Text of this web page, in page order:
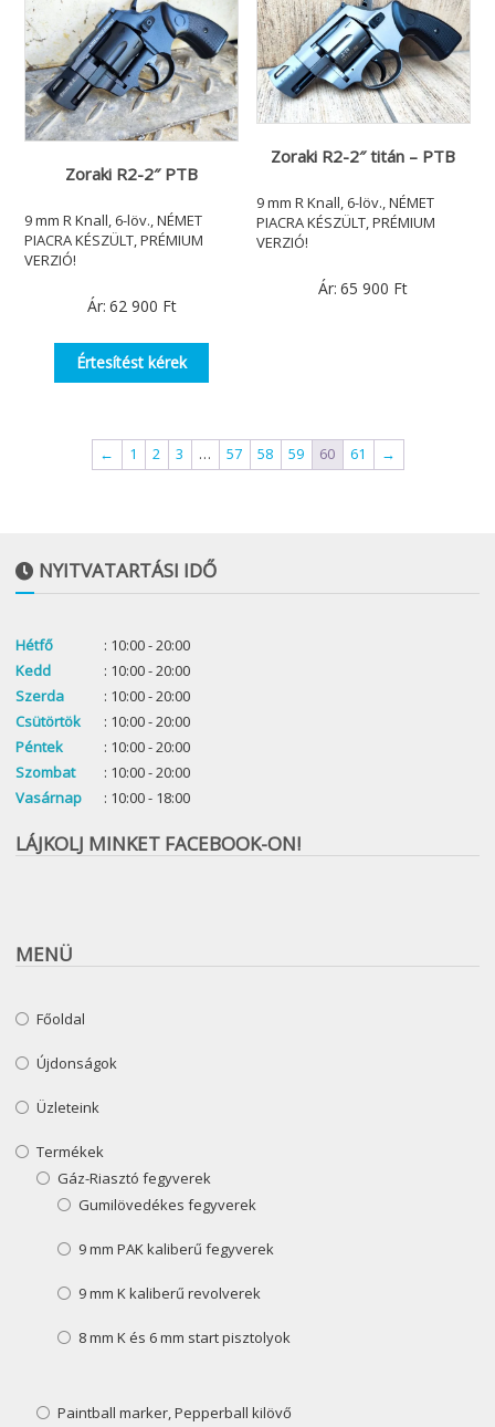
Zoraki R2-2″ PTB
9 mm R Knall, 6-löv., NÉMET
PIACRA KÉSZÜLT, PRÉMIUM
VERZIÓ!
Ár: 62 900 Ft
Értesítést kérek
Zoraki R2-2″ titán – PTB
9 mm R Knall, 6-löv., NÉMET
PIACRA KÉSZÜLT, PRÉMIUM
VERZIÓ!
Ár: 65 900 Ft
← 1 2 3 … 57 58 59 60 61 →
NYITVATARTÁSI IDŐ
Hétfő
: 10:00 - 20:00
Kedd
: 10:00 - 20:00
Szerda
: 10:00 - 20:00
Csütörtök
: 10:00 - 20:00
Péntek
: 10:00 - 20:00
Szombat
: 10:00 - 20:00
Vasárnap
: 10:00 - 18:00
LÁJKOLJ MINKET FACEBOOK-ON!
MENÜ
Főoldal
Újdonságok
Üzleteink
Termékek
Gáz-Riasztó fegyverek
Gumilövedékes fegyverek
9 mm PAK kaliberű fegyverek
9 mm K kaliberű revolverek
8 mm K és 6 mm start pisztolyok
Paintball marker, Pepperball kilövő